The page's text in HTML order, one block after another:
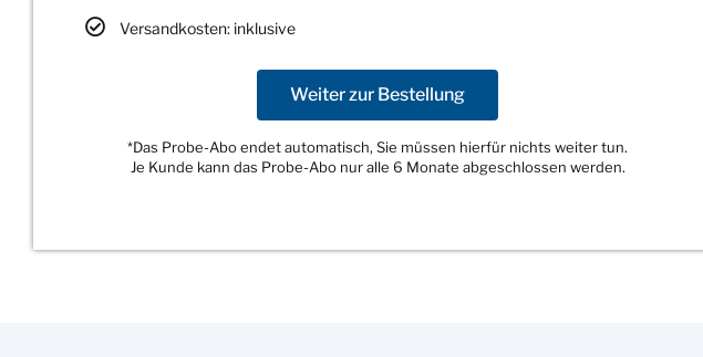
Versandkosten: inklusive
Weiter zur Bestellung
*Das Probe-Abo endet automatisch, Sie müssen hierfür nichts weiter tun.
Je Kunde kann das Probe-Abo nur alle 6 Monate abgeschlossen werden.